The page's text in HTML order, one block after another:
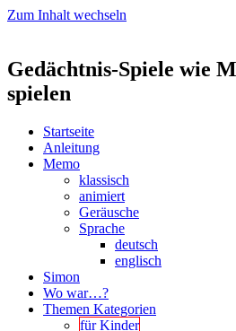
Zum Inhalt wechseln
Gedächtnis-Spiele wie
spielen
Startseite
Anleitung
Memo
klassisch
animiert
Geräusche
Sprache
deutsch
englisch
Simon
Wo war…?
Themen Kategorien
für Kinder